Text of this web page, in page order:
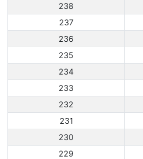
238
237
236
235
234
233
232
231
230
229